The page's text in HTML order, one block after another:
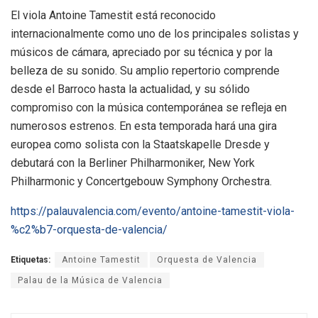
El viola Antoine Tamestit está reconocido
internacionalmente como uno de los principales solistas y
músicos de cámara, apreciado por su técnica y por la
belleza de su sonido. Su amplio repertorio comprende
desde el Barroco hasta la actualidad, y su sólido
compromiso con la música contemporánea se refleja en
numerosos estrenos. En esta temporada hará una gira
europea como solista con la Staatskapelle Dresde y
debutará con la Berliner Philharmoniker, New York
Philharmonic y Concertgebouw Symphony Orchestra.
https://palauvalencia.com/evento/antoine-tamestit-viola-
%c2%b7-orquesta-de-valencia/
Etiquetas: Antoine Tamestit Orquesta de Valencia
Palau de la Música de Valencia